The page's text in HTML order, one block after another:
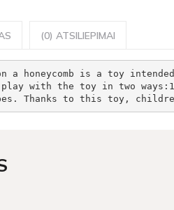
(0) ATSILIEPIMAI
a honeycomb is a toy
with the toy in two
Thanks to this toy,